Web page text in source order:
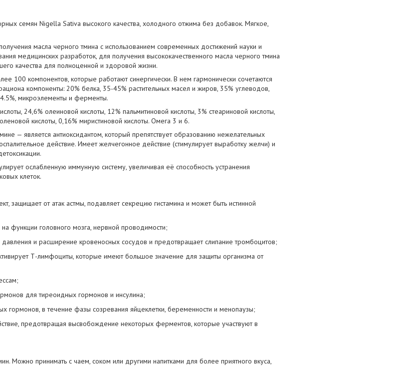
семян Nigella Sativa высокого качества, холодного отжима без добавок. Мягкое,
масла черного тмина с использованием современных достижений науки и
медицинских разработок, для получения высококачественного масла черного тмина
качества для полноценной и здоровой жизни.
100 компонентов, которые работают cинергически. В нем гармонически сочетаются
компоненты: 20% белка, 35-45% растительных масел и жиров, 35% углеводов,
микроэлементы и ферменты.
24,6% олеиновой кислоты, 12% пальмитиновой кислоты, 3% стеариновой кислоты,
кислоты, 0,16% миристиновой кислоты. Омега 3 и 6.
— является антиоксидантом, который препятствует образованию нежелательных
действие. Имеет желчегонное действие (стимулирует выработку желчи) и
ослабленную иммунную систему, увеличивая её способность устранения
клеток.
защищает от атак астмы, подавляет секрецию гистамина и может быть истинной
функции головного мозга, нервной проводимости;
давления и расширение кровеносных сосудов и предотвращает слипание тромбоцитов;
Т-лимфоциты, которые имеют большое значение для защиты организма от
для тиреоидных гормонов и инсулина;
гормонов, в течение фазы созревания яйцеклетки, беременности и менопаузы;
предотвращая высвобождение некоторых ферментов, которые участвуют в
Можно принимать с чаем, соком или другими напитками для более приятного вкуса,